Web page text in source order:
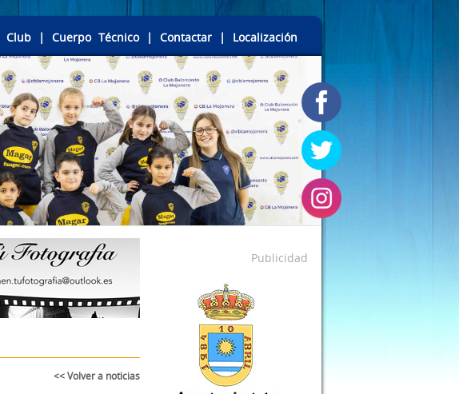
Club | Cuerpo Técnico| Contactar | Localización
<< Volver a noticias
Publicidad